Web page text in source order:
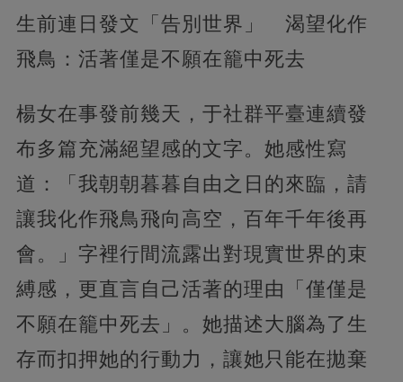
生前連日發文「告別世界」 渴望化作
飛鳥：活著僅是不願在籠中死去
楊女在事發前幾天，于社群平臺連續發
布多篇充滿絕望感的文字。她感性寫
道：「我朝朝暮暮自由之日的來臨，請
讓我化作飛鳥飛向高空，百年千年後再
會。」字裡行間流露出對現實世界的束
縛感，更直言自己活著的理由「僅僅是
不願在籠中死去」。她描述大腦為了生
存而扣押她的行動力，讓她只能在拋棄